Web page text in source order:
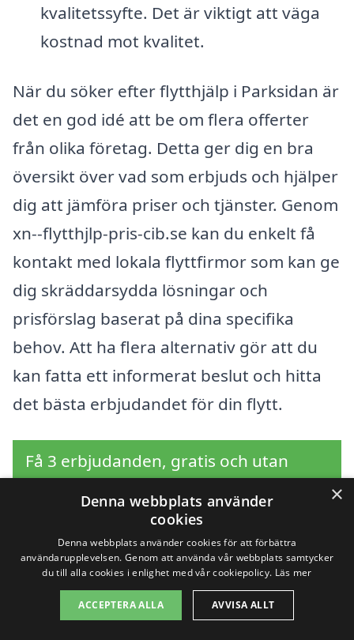
kvalitetssyfte. Det är viktigt att väga
kostnad mot kvalitet.
När du söker efter flytthjälp i Parksidan är
det en god idé att be om flera offerter
från olika företag. Detta ger dig en bra
översikt över vad som erbjuds och hjälper
dig att jämföra priser och tjänster. Genom
xn--flytthjlp-pris-cib.se kan du enkelt få
kontakt med lokala flyttfirmor som kan ge
dig skräddarsydda lösningar och
prisförslag baserat på dina specifika
behov. Att ha flera alternativ gör att du
kan fatta ett informerat beslut och hitta
det bästa erbjudandet för din flytt.
Få 3 erbjudanden, gratis och utan
Sök efter en
professionell för
×
Denna webbplats använder
cookies
Denna webbplats använder cookies för att förbättra
användarupplevelsen. Genom att använda vår webbplats samtycker
du till alla cookies i enlighet med vår cookiepolicy. Läs mer
ACCEPTERA ALLA AVVISA ALLT